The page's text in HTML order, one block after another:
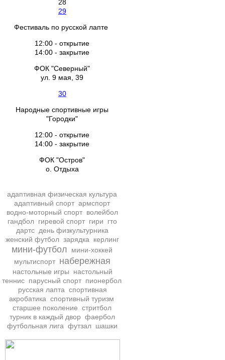
28
29
Фестиваль по русской лапте
12:00 - открытие
14:00 - закрытие
ФОК "Северный"
ул. 9 мая, 39
30
Народные спортивные игры
"Городки"
12:00 - открытие
14:00 - закрытие
ФОК "Остров"
о. Отдыха
адаптивная физическая культура
адаптивный спорт армспорт
водно-моторный спорт волейбол
гандбол гиревой спорт гири
гто
дартс день физкультурника
женский футбол зарядка керлинг
мини-футбол
мини-хоккей
мультиспорт набережная
настольные игры
настольный
теннис парусный спорт пионербол
русская лапта спортивная
акробатика спортивный туризм
старшее поколение стритбол
турник в каждый двор фаербол
футбольная лига футзал шашки